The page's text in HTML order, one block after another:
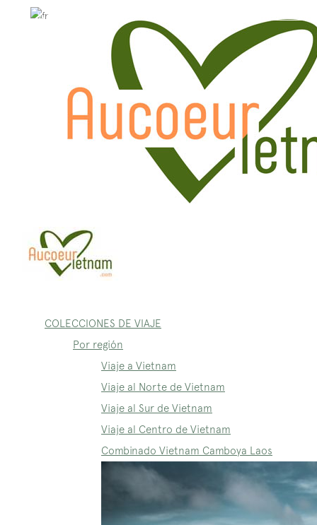
COLECCIONES DE VIAJE
Por región
Viaje a Vietnam
Viaje al Norte de Vietnam
Viaje al Sur de Vietnam
Viaje al Centro de Vietnam
Combinado Vietnam Camboya Laos
WhatsApp: +84.909.426.406